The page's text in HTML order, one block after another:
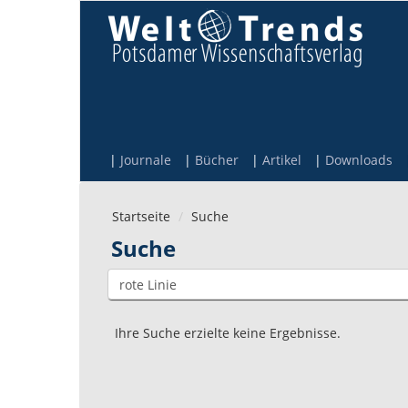
Journale Bücher Artikel Downloads
Startseite Suche
Suche
Ihre Suche erzielte keine Ergebnisse.